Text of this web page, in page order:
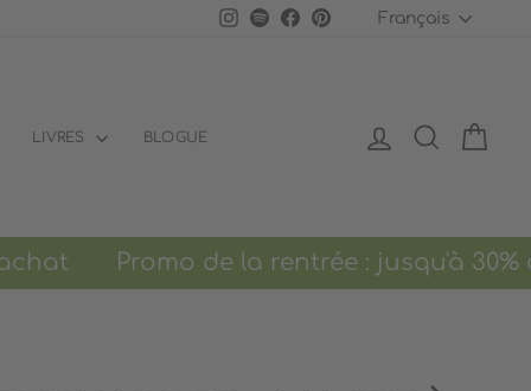
Instagram
SpotifyFacebook
PinterestFrançais
LIVRES BLOGUE SE CONNECTER
Promo de la rentrée : jusqu'à 30%